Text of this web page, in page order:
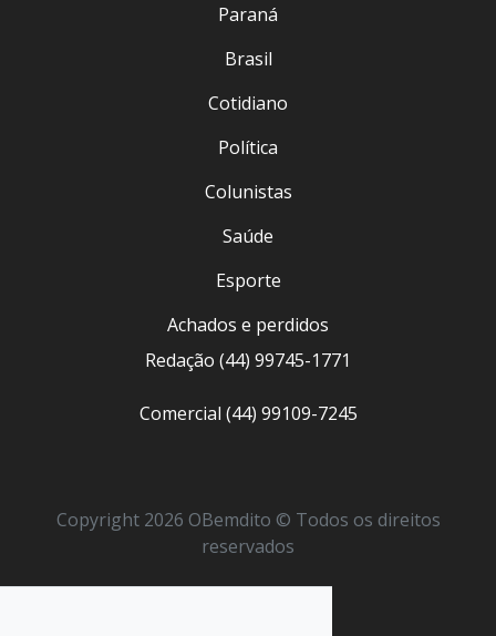
Paraná
Brasil
Cotidiano
Política
Colunistas
Saúde
Esporte
Achados e perdidos
Redação (44) 99745-1771
Comercial (44) 99109-7245
Copyright 2026 OBemdito © Todos os direitos
reservados